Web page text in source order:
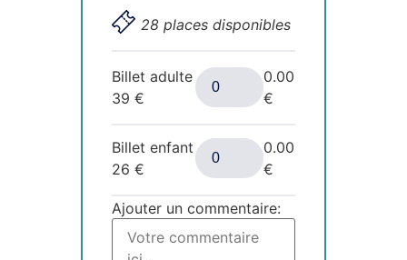
28 places disponibles
Billet adulte
39€
0.00
€
Billet enfant
26€
0.00
€
Ajouter un commentaire: